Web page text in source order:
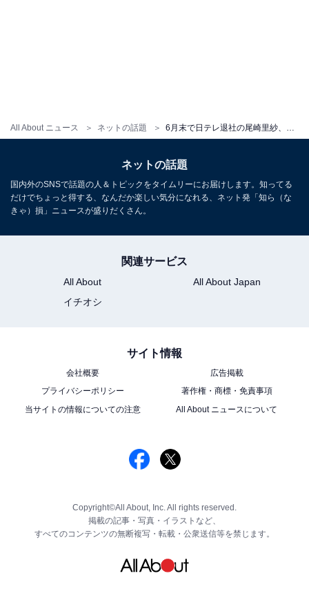
All About ニュース ネットの話題 6月末で日テレ退社の尾崎里紗、「感謝の気持ちでいっぱい」同僚との集合ショット公開！ 「お疲れ様」
ネットの話題
国内外のSNSで話題の人＆トピックをタイムリーにお届けします。知ってる
だけでちょっと得する、なんだか楽しい気分になれる、ネット発「知ら（な
きゃ）損」ニュースが盛りだくさん。
関連サービス
All About
All About Japan
イチオシ
サイト情報
会社概要
広告掲載
プライバシーポリシー
著作権・商標・免責事項
当サイトの情報についての注意
All About ニュースについて
Copyright©All About, Inc. All rights reserved.
掲載の記事・写真・イラストなど、
すべてのコンテンツの無断複写・転載・公衆送信等を禁じます。